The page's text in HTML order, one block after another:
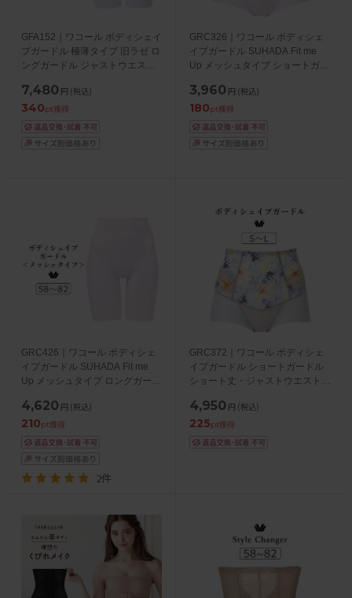
GFA152｜ワコール ボディシェイ
プガードル 極薄タイプ 旧ラゼ ロ
ングガードル ジャストウエス
7,480 円 (税込)
340pt獲得
GRC326｜ワコール ボディシェ
イプガードル SUHADA Fit me
Up メッシュタイプ ショートガー
スト 58/64/70/76/82
3,960 円 (税込)
180pt獲得
GRC426｜ワコール ボディシェ
イプガードル SUHADA Fit me
Up メッシュタイプ ロングガード
58/64/70/76/82
4,620 円 (税込)
210pt獲得
2件
GRC372｜ワコール ボディシェ
イプガードル ショートガードル
ショート丈・ジャストウエスト
4,950 円 (税込)
225pt獲得